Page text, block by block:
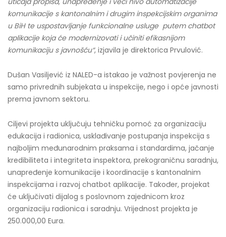
komunikacije s kantonalnim i drugim inspekcijskim organima
u BiH te uspostavljanje funkcionalne usluge putem chatbot
aplikacije koja će modernizovati i učiniti efikasnijom
komunikaciju s javnošću“, izjavila je direktorica Prvulović.
Dušan Vasiljević iz NALED-a istakao je važnost povjerenja ne
samo privrednih subjekata u inspekcije, nego i opće javnosti
prema javnom sektoru.
Ciljevi projekta uključuju tehničku pomoć za organizaciju
edukacija i radionica, usklađivanje postupanja inspekcija s
najboljim međunarodnim praksama i standardima, jačanje
kredibiliteta i integriteta inspektora, prekograničnu saradnju,
unapređenje komunikacije i koordinacije s kantonalnim
inspekcijama i razvoj chatbot aplikacije. Također, projekat
će uključivati dijalog s poslovnom zajednicom kroz
organizaciju radionica i saradnju. Vrijednost projekta je
250.000,00 Eura.